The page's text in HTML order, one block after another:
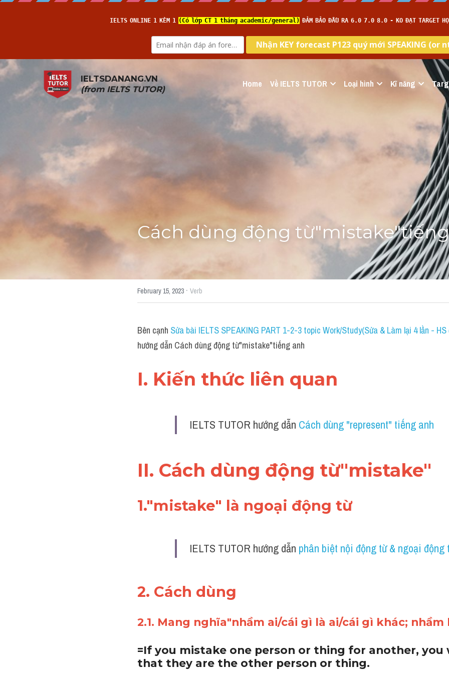
IELTSDANANG.VN
(from IELTS TUTOR) Home Về IELTS TUTOR Loại hình Kĩ năng
Cách dùng động
February 15, 2023 · Verb
Bên cạnh Sửa bài IELTS SPEAKING PART 1-2-3 topic Work/Study(Sửa & Làm lại 4 lần -
hướng dẫn Cách dùng động từ"mistake"tiếng anh
I. Kiến thức liên quan
IELTS TUTOR hướng dẫn Cách dùng "represent" tiếng anh
II. Cách dùng động từ"mistake"
1."mistake" là ngoại động từ
IELTS TUTOR hướng dẫn phân biệt nội động từ & ngoại động
2. Cách dùng
2.1. Mang nghĩa"nhầm ai/cái gì là ai/cái gì khác; nhầm
=If you mistake one person or thing for another,
that they are the other person or thing.